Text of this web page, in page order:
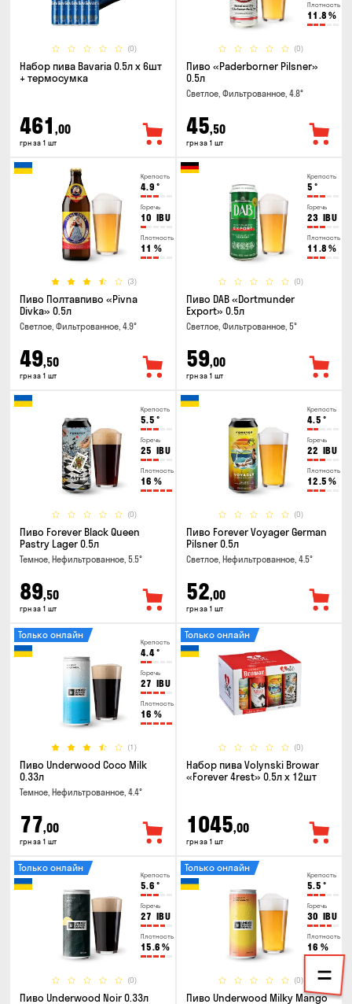
(0)
Набор пива Bavaria 0.5л х 6шт
+ термосумка
461 ,00
грн за 1 шт
Плотность
11.8 %
(0)
Пиво «Paderborner Pilsner»
0.5л
Светлое, Фильтрованное, 4.8°
45,50
грн за 1 шт
Крепость
4.9 °
Горечь
10 IBU
Плотность
11 %
(3)
Пиво Полтавпиво «Pivna
Divka» 0.5л
Светлое, Фильтрованное, 4.9°
49,50
грн за 1 шт
Крепость
5 °
Горечь
23 IBU
Плотность
11.8 %
(0)
Пиво DAB «Dortmunder
Export» 0.5л
Светлое, Фильтрованное, 5°
59,00
грн за 1 шт
Крепость
5.5 °
Горечь
25 IBU
Плотность
16 %
(0)
Пиво Forever Black Queen
Pastry Lager 0.5л
Темное, Нефильтрованное, 5.5°
89,50
грн за 1 шт
Крепость
4.5 °
Горечь
22 IBU
Плотность
12.5 %
(0)
Пиво Forever Voyager German
Pilsner 0.5л
Светлое, Нефильтрованное, 4.5°
52,00
грн за 1 шт
Крепость
4.4°
Горечь
27 IBU
Плотность
16 %
(1)
Только онлайн
Пиво Underwood Coco Milk
0.33л
Темное, Нефильтрованное, 4.4°
77,00
грн за 1 шт
(0)
Только онлайн
Набор пива Volynski Browar
«Forever 4rest» 0.5л х 12шт
1045,00
грн за 1 шт
Крепость
5.6 °
Горечь
27 IBU
Плотность
15.6 %
(0)
Только онлайн
Пиво Underwood Noir 0.33л
Крепость
5.5 °
Горечь
30 IBU
Плотность
16 %
(0)
Только онлайн
Пиво Underwood Milky Mango